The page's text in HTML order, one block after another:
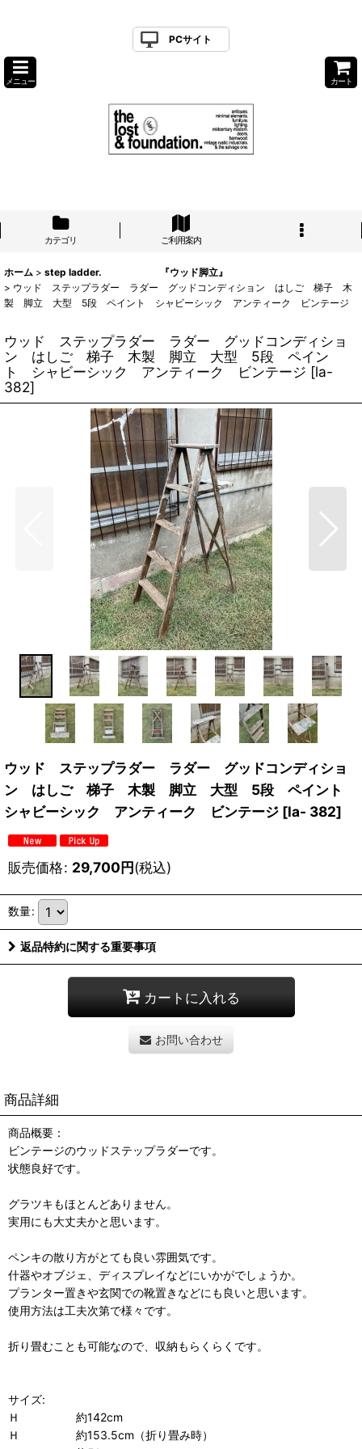
PCサイト
メニュー カート
カテゴリ ご利用案内
ホーム > step ladder. 『ウッド脚立』
> ウッド ステップラダー ラダー グッドコンディション はしご 梯子 木
製 脚立 大型 5段 ペイント シャビーシック アンティーク ビンテージ
ウッド ステップラダー ラダー グッドコンディショ
ン はしご 梯子 木製 脚立 大型 5段 ペイン
ト シャビーシック アンティーク ビンテージ [la-
382]
ウッド ステップラダー ラダー グッドコンディショ
ン はしご 梯子 木製 脚立 大型 5段 ペイント
シャビーシック アンティーク ビンテージ [la- 382]
販売価格: 29,700円(税込)
数量:
返品特約に関する重要事項
カートに入れる
お問い合わせ
商品詳細
商品概要：
ビンテージのウッドステップラダーです。
状態良好です。
グラツキもほとんどありません。
実用にも大丈夫かと思います。
ペンキの散り方がとても良い雰囲気です。
什器やオブジェ、ディスプレイなどにいかがでしょうか。
プランター置きや玄関での靴置きなどにも良いと思います。
使用方法は工夫次第で様々です。
折り畳むことも可能なので、収納もらくらくです。
サイズ:
Ｈ 約142cm
Ｈ 約153.5cm（折り畳み時）